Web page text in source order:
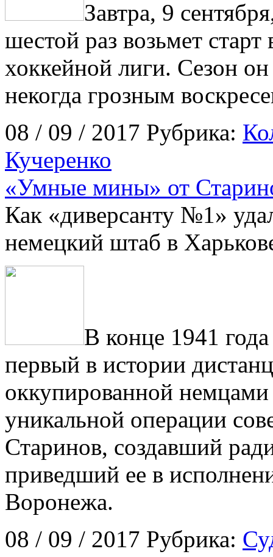
Завтра, 9
шестой раз возьмет
хоккейной лиги. Сезон
некогда грозным
08 / 09 / 2017 Рубрика:
Кучеренко
«Умные мины» от
Как «диверсанту №1»
немецкий штаб в
В конце 1941
первый в истории
оккупированной немцами
уникальной операции
Старинов, создавший
приведший ее в
Воронежа.
08 / 09 / 2017 Рубрика: